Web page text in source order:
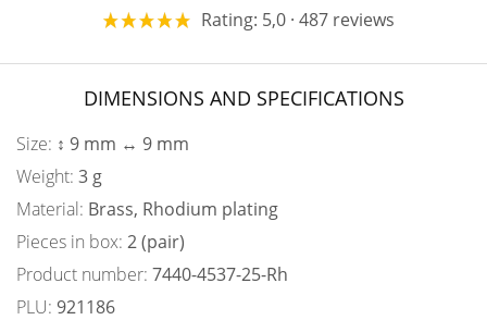
Rating: 5,0 · 487 reviews
DIMENSIONS AND SPECIFICATIONS
Size: ↕ 9 mm ↔ 9 mm
Weight: 3 g
Material: Brass, Rhodium plating
Pieces in box: 2 (pair)
Product number: 7440-4537-25-Rh
PLU: 921186